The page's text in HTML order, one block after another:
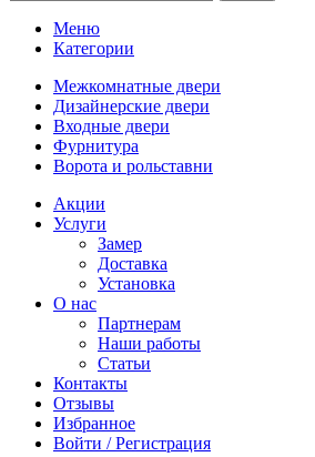
Меню
Категории
Межкомнатные двери
Дизайнерские двери
Входные двери
Фурнитура
Ворота и рольставни
Акции
Услуги
Замер
Доставка
Установка
О нас
Партнерам
Наши работы
Статьи
Контакты
Отзывы
Избранное
Войти / Регистрация